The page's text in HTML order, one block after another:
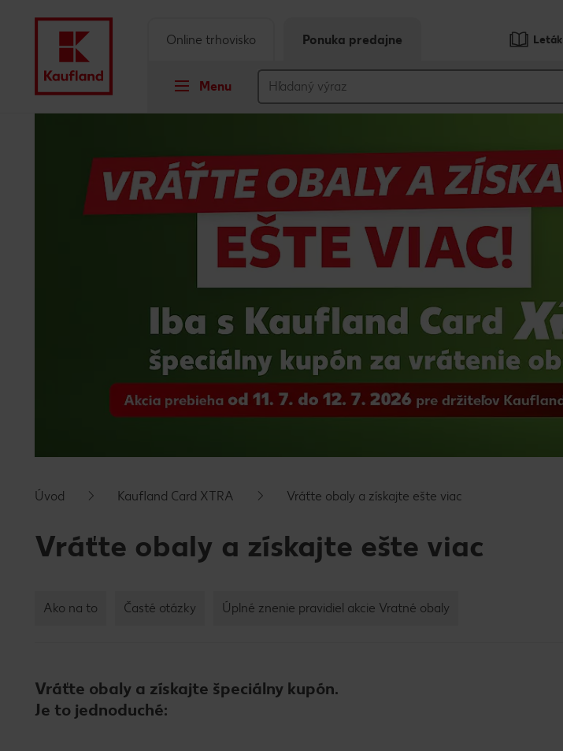
Hlavný obsah
Leták
Menu
Online trhovisko Ponuka predajne
Úvod Kaufland Card XTRA Vráťte obaly a získajte ešte viac
Vráťte obaly a získajte ešte viac
Ako na to Časté otázky Úplné znenie pravidiel akcie Vratné obaly
Vráťte obaly a získajte špeciálny kupón.
Je to jednoduché: